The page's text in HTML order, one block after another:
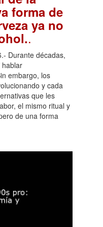
forma de
ya no
.
Durante décadas,
hablar
embargo, los
y cada
que les
el mismo ritual y
de una forma